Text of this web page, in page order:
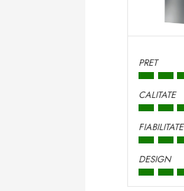
PRET
CALITATE
FIABILITATE
DESIGN